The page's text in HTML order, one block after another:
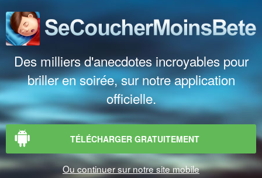
Des milliers d'anecdotes incroyables pour
briller en soirée, sur notre application
officielle.
TÉLÉCHARGER GRATUITEMENT
Ou continuer sur notre site mobile